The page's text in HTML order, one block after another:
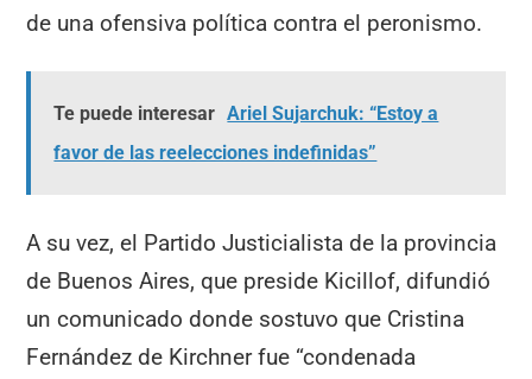
de una ofensiva política contra el peronismo.
Te puede interesar Ariel Sujarchuk: “Estoy a
favor de las reelecciones indefinidas”
A su vez, el Partido Justicialista de la provincia
de Buenos Aires, que preside Kicillof, difundió
un comunicado donde sostuvo que Cristina
Fernández de Kirchner fue “condenada